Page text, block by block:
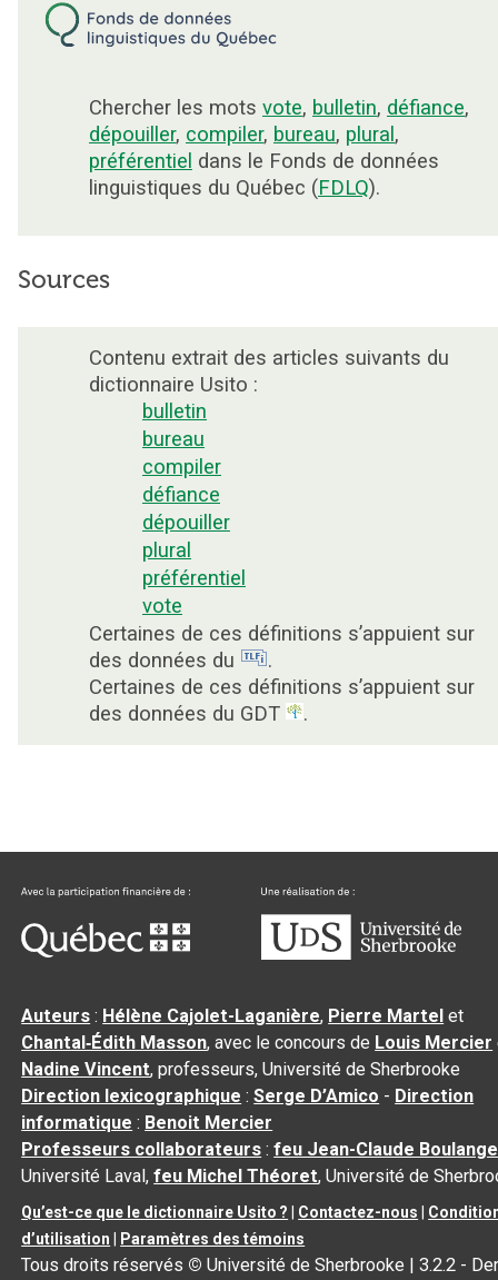
Chercher les mots vote, bulletin, défiance,
dépouiller, compiler, bureau, plural ,
préférentiel dans le Fonds de données
linguistiques du Québec (FDLQ).
Sources
Contenu extrait des articles suivants du
dictionnaire Usito :
bulletin
bureau
compiler
défiance
dépouiller
plural
préférentiel
vote
Certaines de ces définitions s’appuient sur
des données du
.
Certaines de ces définitions s’appuient sur
des données du GDT
.
Auteurs : Hélène Cajolet-Laganière, Pierre Martel et
Chantal‑Édith Masson, avec le concours de Louis Mercier
Nadine Vincent, professeurs, Université de Sherbrooke
Direction lexicographique :Serge D’Amico - Direction
informatique : Benoit Mercier
Professeurs collaborateurs :feu Jean-Claude
Université Laval,feu Michel Théoret, Université de
Qu’est-ce que le dictionnaire Usito ? Contactez-nous
d’utilisation
Paramètres des témoins
Tous droits réservés © Université de Sherbrooke |3.2.2 -